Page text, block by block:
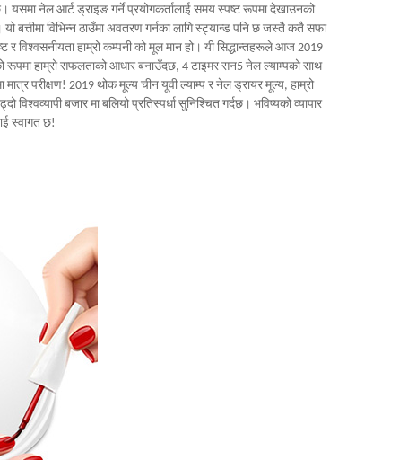
यसमा नेल आर्ट ड्राइङ गर्ने प्रयोगकर्तालाई समय स्पष्ट रूपमा देखाउनको
बत्तीमा विभिन्न ठाउँमा अवतरण गर्नका लागि स्ट्यान्ड पनि छ जस्तै कतै सफा
हाम्रो कम्पनी को मूल मान हो। यी सिद्धान्तहरूले आज 2019
रूपमा हाम्रो सफलताको आधार बनाउँदछ, 4 टाइमर सन5 नेल ल्याम्पको साथ
परीक्षण! 2019 थोक मूल्य चीन यूवी ल्याम्प र नेल ड्रायर मूल्य, हाम्रो
बजार मा बलियो प्रतिस्पर्धा सुनिश्चित गर्दछ। भविष्यको व्यापार
स्वागत छ!